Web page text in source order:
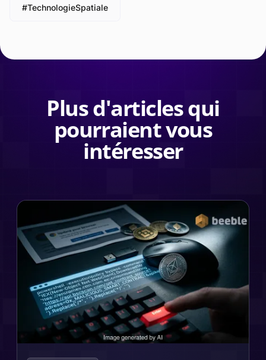
#TechnologieSpatiale
Plus d'articles qui
pourraient vous
intéresser